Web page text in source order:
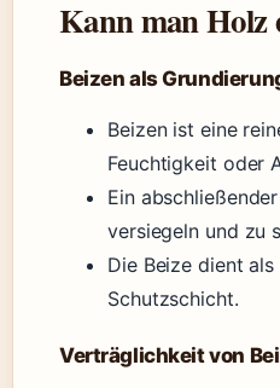
Kann man Holz
Beizen als
Beizen ist eine
Feuchtigkeit oder
Ein
versiegeln und zu
Die Beize dient
Schutzschicht.
Verträglichkeit von